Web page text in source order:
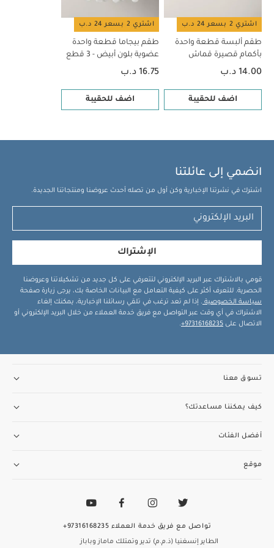
اشتري 2 بسعر 24 د.ب
طقم ألبسة قطعة واحدة
بأكمام قصيرة قماش
عضوي بلون أبيض - 5 قطع
14.00 د.ب
اضف للحقيبة
اشتري 2 بسعر 24 د.ب
طقم بيجاما قطعة واحدة
عضوية بلون أبيض - 3 قطع
16.75 د.ب
اضف للحقيبة
انضمي إلى عائلتنا
اشترك في نشرتنا الإخبارية وكن أول من تصله أحدث عروضنا ومنتجاتنا الجديدة.
الإشتراك
قومي بالاشتراك عبر البريد الإلكتروني لتتعرفي على كل جديد من تشكيلاتنا وعروضنا
الحصرية. للتعرف أكثر على كيفية التعامل مع البيانات الخاصة بك، يرجى زيارة صفحة
سياسة الخصوصية . إذا لم تعد ترغب في تلقي رسائلنا الإخبارية، يمكنك إلغاء
الاشتراك في أي وقت عبر التواصل مع فريق خدمة العملاء من خلال البريد الإلكتروني أو
الاتصال على 97316168235+
.
تسوق معنا
كيف يمكننا مساعدتك؟
أفضل الفئات
موقع
الطاير إنسغنيا (ذ.م.م) تدير وتمتلك ماماز وباباز
تواصل مع فريق خدمة العملاء 97316168235+